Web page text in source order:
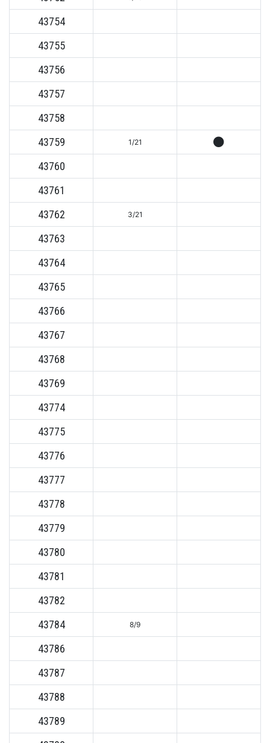
43754
43755
43756
43757
43758
43759
1/21
43760
43761
43762
3/21
43763
43764
43765
43766
43767
43768
43769
43774
43775
43776
43777
43778
43779
43780
43781
43782
43784
8/9
43786
43787
43788
43789